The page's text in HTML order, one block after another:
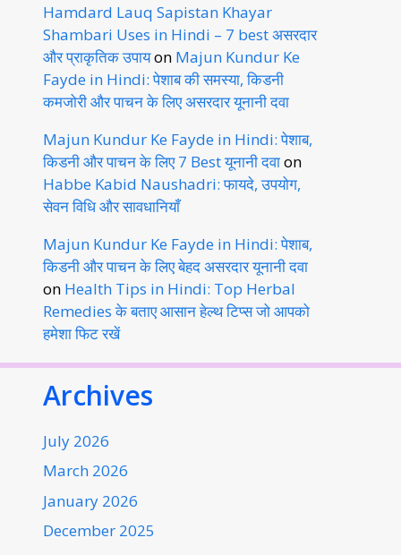
Hamdard Lauq Sapistan Khayar
Shambari Uses in Hindi – 7 best असरदार
और प्राकृतिक उपायon Majun Kundur Ke
Fayde in Hindi: पेशाब की समस्या, किडनी
कमजोरी और पाचन के लिए असरदार यूनानी दवा
Majun Kundur Ke Fayde in Hindi: पेशाब,
किडनी और पाचन के लिए 7 Best यूनानी दवाon
Habbe Kabid Naushadri: फायदे, उपयोग,
सेवन विधि और सावधानियाँ
Majun Kundur Ke Fayde in Hindi: पेशाब,
किडनी और पाचन के लिए बेहद असरदार यूनानी दवा
on Health Tips in Hindi: Top Herbal
Remedies के बताए आसान हेल्थ टिप्स जो आपको
हमेशा फिट रखें
Archives
July 2026
March 2026
January 2026
December 2025